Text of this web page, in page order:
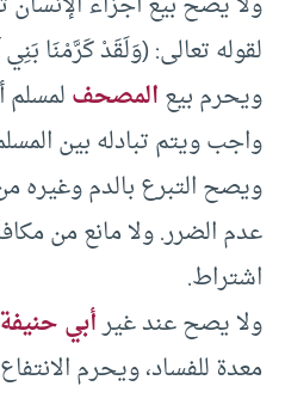
ويحرم بيعالمصحفلمسلم
واجب ويتم تبادله بين
ويصح التبرع بالدم وغيره
عدم الضرر. ولا مانع من
اشتراط.
ولا يصح عند غيرأبي حنيفة
معدة للفساد، ويحرم